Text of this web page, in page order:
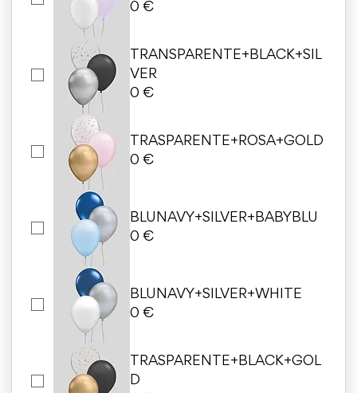
0 €
TRANSPARENTE+BLACK+SIL
VER
0 €
TRASPARENTE+ROSA+GOLD
0 €
BLUNAVY+SILVER+BABYBLU
0 €
BLUNAVY+SILVER+WHITE
0 €
TRASPARENTE+BLACK+GOL
D